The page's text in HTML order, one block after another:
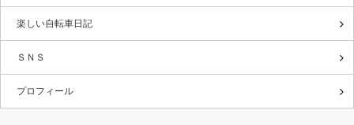
楽しい自転車日記
ＳＮＳ
プロフィール